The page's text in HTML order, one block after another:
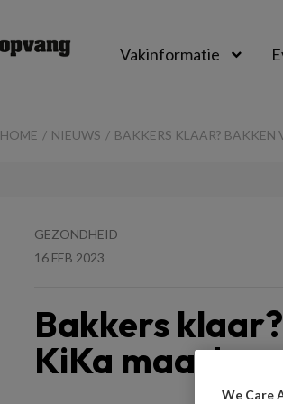
Vakinformatie
HOME NIEUWS BAKKERS KLAAR?
GEZONDHEID
16 FEB 2023
Bakkers
KiKa maar!
We Care